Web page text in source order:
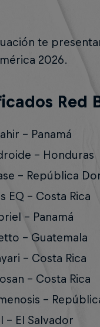
te
2026.
Red
- Panamá
- Honduras
- República
EQ - Costa Rica
- Panamá
- Guatemala
- Costa Rica
- Costa Rica
-
- El Salvador